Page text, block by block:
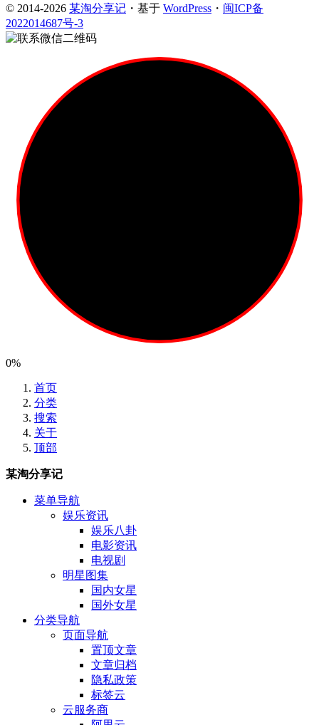
© 2014-2026 某淘分享记 ・基于 WordPress ・ 闽ICP备
2022014687号-3
0%
首页
分类
搜索
关于
顶部
某淘分享记
菜单导航
娱乐资讯
娱乐八卦
电影资讯
电视剧
明星图集
国内女星
国外女星
分类导航
页面导航
置顶文章
文章归档
隐私政策
标签云
云服务商